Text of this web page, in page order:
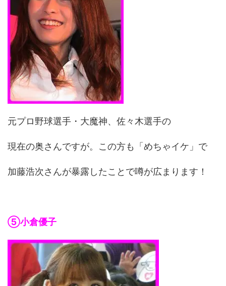
元プロ野球選手・大魔神、佐々木選手の
現在の奥さんですが。この方も「めちゃイケ」で
加藤浩次さんが暴露したことで噂が広まります！
⑤小倉優子